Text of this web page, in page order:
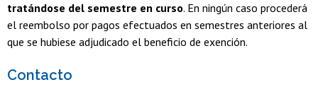
tratándose del semestre en curso. En ningún caso procederá
el reembolso por pagos efectuados en semestres anteriores al
que se hubiese adjudicado el beneficio de exención.
Contacto